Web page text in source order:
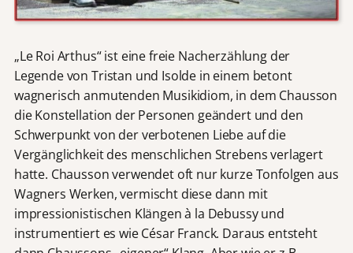
„Le Roi Arthus“ ist eine freie Nacherzählung der
Legende von Tristan und Isolde in einem betont
wagnerisch anmutenden Musikidiom, in dem Chausson
die Konstellation der Personen geändert und den
Schwerpunkt von der verbotenen Liebe auf die
Vergänglichkeit des menschlichen Strebens verlagert
hatte. Chausson verwendet oft nur kurze Tonfolgen aus
Wagners Werken, vermischt diese dann mit
impressionistischen Klängen à la Debussy und
instrumentiert es wie César Franck. Daraus entsteht